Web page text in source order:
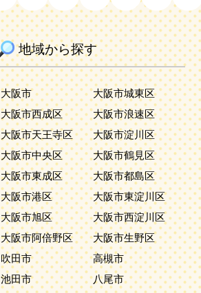
地域から探す
大阪市
大阪市城東区
大阪市西成区
大阪市浪速区
大阪市天王寺区
大阪市淀川区
大阪市中央区
大阪市鶴見区
大阪市東成区
大阪市都島区
大阪市港区
大阪市東淀川区
大阪市旭区
大阪市西淀川区
大阪市阿倍野区
大阪市生野区
吹田市
高槻市
池田市
八尾市